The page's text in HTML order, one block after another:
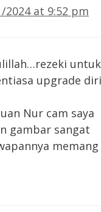
2024 at 9:52 pm
upgrade
Nur cam saya
gambar sangat